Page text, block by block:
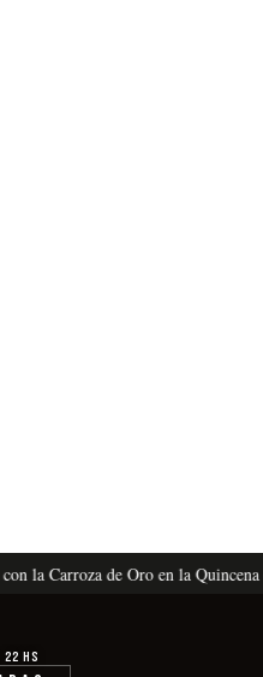
de Oro en la Quincena de los
hs